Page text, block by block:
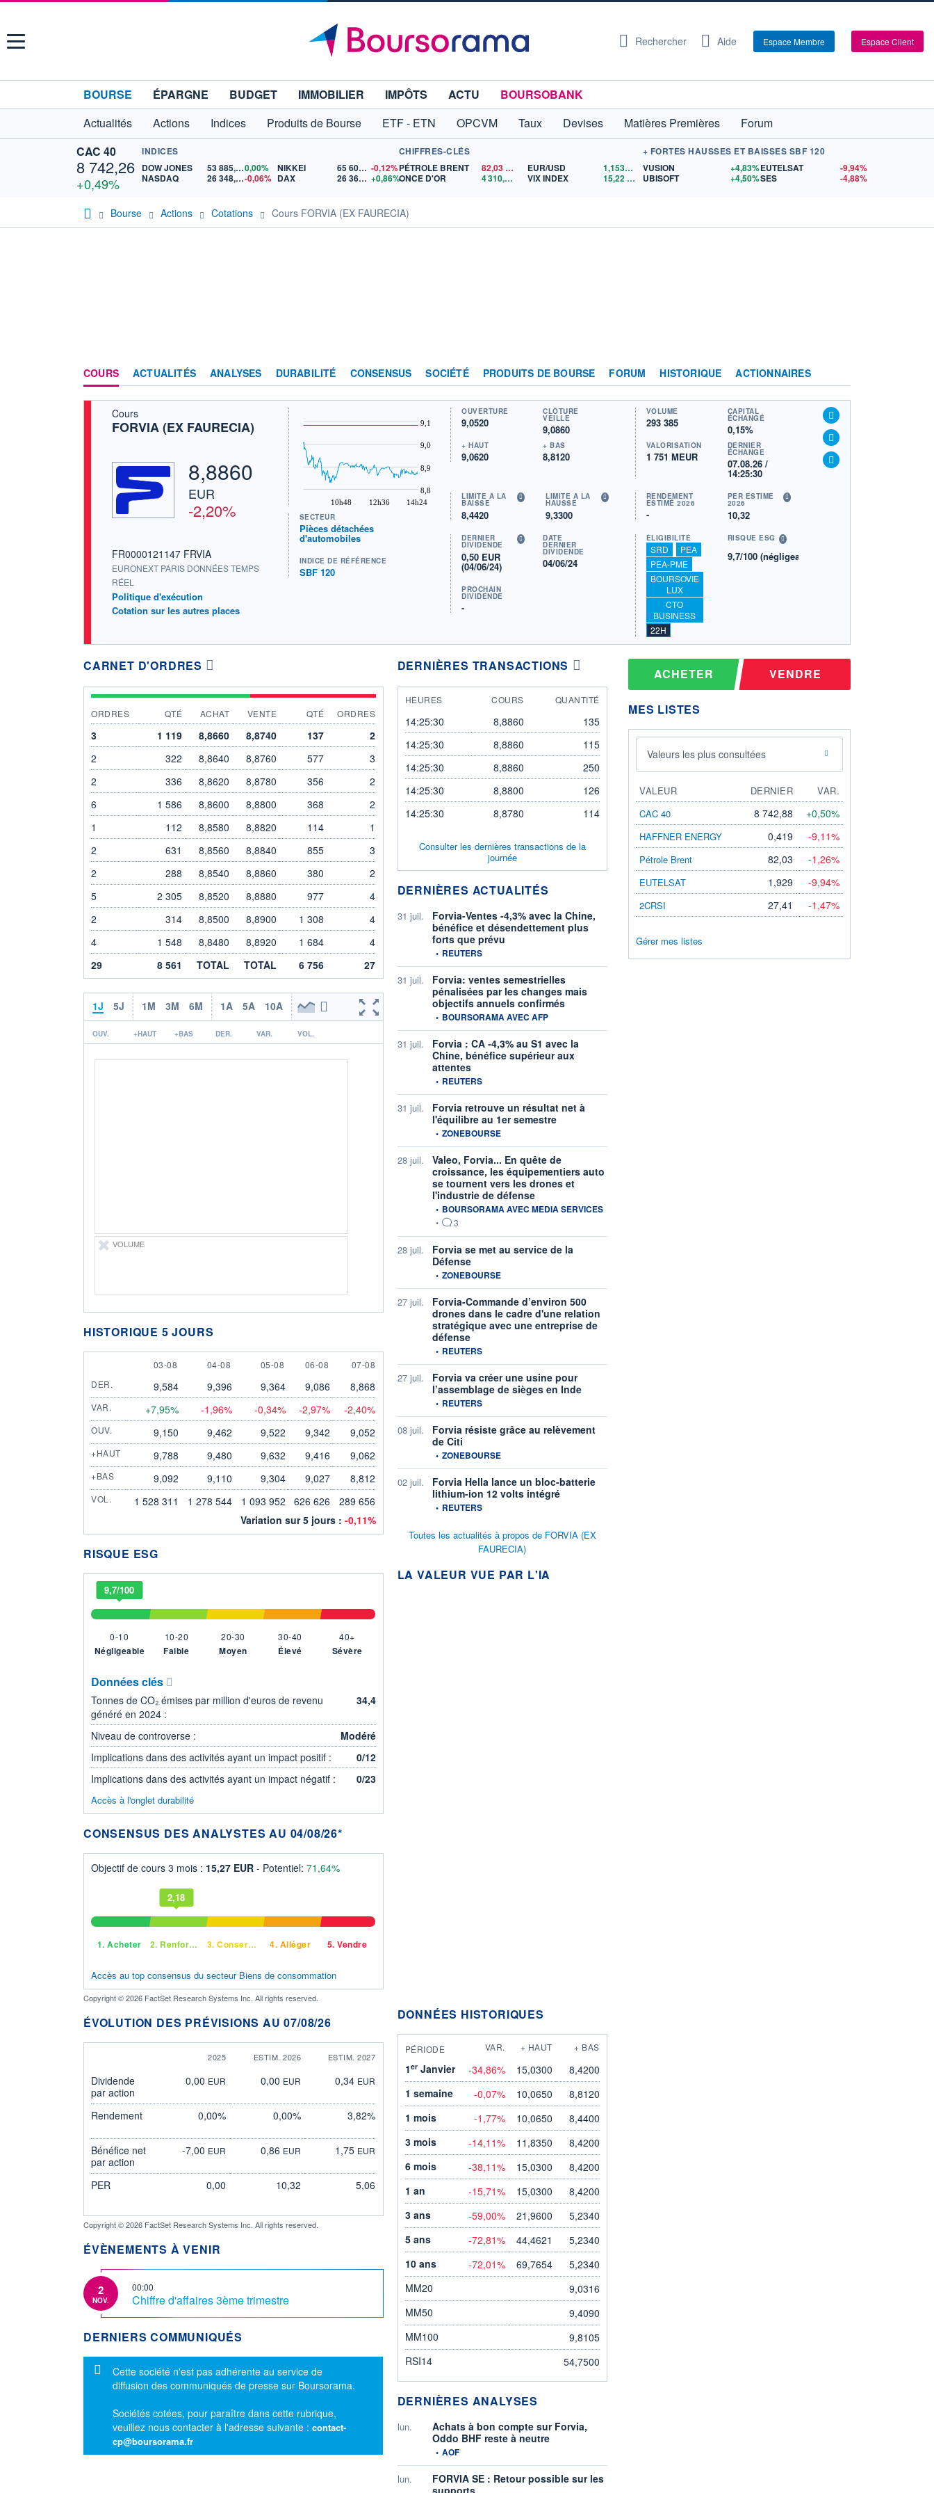
Menu Rechercher Aide Espace Membre Espace Client
BOURSE ÉPARGNE BUDGET IMMOBILIER IMPÔTS ACTU
BOURSOBANK
Actualités
Actions Indices Produits de Bourse ETF - ETN OPCVM Taux Devises Matières Premières
Forum
CAC 40
8 742,26
+0,49%
INDICES
DOW JONES
53 885,100,00%
NASDAQ
26 348,35-0,06%
NIKKEI 65 606,71 -0,12%
DAX
26 363,83 +0,86%
CHIFFRES-CLÉS
PÉTROLE BRENT
82,03
ONCE D'OR
4 310,93 $US
EUR/USD 1,1530$US
VIX INDEX
15,22
+ FORTES HAUSSES ET BAISSES SBF 120
VUSION
+4,83%
UBISOFT
+4,50%
EUTELSAT
-9,94%
SES
-4,88%
Bourse Actions Cotations Cours FORVIA (EX FAURECIA)
COURS ACTUALITÉS ANALYSES DURABILITÉ CONSENSUS SOCIÉTÉ PRODUITS DE BOURSE FORUM HISTORIQUE ACTIONNAIRES
Cours
FORVIA (EX FAURECIA)
8,8860
EUR
-2,20%
FR0000121147 FRVIA
EURONEXT PARIS DONNÉES TEMPS
RÉEL
Politique d'exécution
Cotation sur les autres places
10h48 12h36 14h24
8,8
8,9
9,0
9,1
SECTEUR
Pièces détachées
d'automobiles
INDICE DE RÉFÉRENCE
SBF 120
OUVERTURE
9,0520
CLÔTURE
VEILLE
9,0860
+ HAUT
9,0620
+ BAS
8,8120
VOLUME
293 385
CAPITAL
ÉCHANGÉ
0,15%
VALORISATION
1 751 MEUR
DERNIER
ÉCHANGE
07.08.26 /
14:25:30
LIMITE À LA
BAISSE
8,4420
LIMITE À LA
HAUSSE
9,3300
RENDEMENT
ESTIMÉ 2026
-
PER ESTIMÉ
2026
10,32
DERNIER
DIVIDENDE
0,50 EUR
(04/06/24)
DATE
DERNIER
DIVIDENDE
04/06/24
PROCHAIN
DIVIDENDE
-
ÉLIGIBILITÉ
SRD
PEA
PEA-PME
BOURSOVIE
LUX
CTO
BUSINESS
22H
RISQUE ESG
9,7/100 (négligeable)
CARNET D'ORDRES
ORDRES QTÉ ACHAT VENTE QTÉ ORDRES
3 1 119 8,8660 8,8740 137
2
2
322 8,8640 8,8760 577
3
2
336 8,8620 8,8780 356
2
6
1 586 8,8600 8,8800 368
2
1
112 8,8580 8,8820 114
1
2
631 8,8560 8,8840 855
3
2
288 8,8540 8,8860 380
2
5
2 305 8,8520 8,8880 977
4
2
314 8,8500 8,8900 1 308
4
4
1 548 8,8480 8,8920 1 684
4
29
8 561 TOTAL TOTAL 6 756 27
1J 5J 1M 3M 6M 1A 5A 10A
OUV. +HAUT +BAS DER. VAR. VOL.
VOLUME
HISTORIQUE 5 JOURS
3 AUGUST
03-08 4 AUGUST
04-08 5 AUGUST
05-08 6 AUGUST
06-08 7 AUGUST
07-08
DER.
9,584 9,396 9,364 9,086 8,868
VAR. +7,95% -1,96% -0,34% -2,97% -2,40%
OUV. 9,150 9,462 9,522 9,342 9,052
+HAUT 9,788 9,480 9,632 9,416 9,062
+BAS 9,092 9,110 9,304 9,027 8,812
VOL. 1 528 311 1 278 544 1 093 952 626 626
289 656
Variation sur 5 jours : -0,11%
RISQUE ESG
9,7/100
0-10
Négligeable
10-20
Faible
20-30
Moyen
30-40
Élevé
40+
Sévère
Données clés
Tonnes de CO₂ émises par million d'euros de revenu
généré en 2024 :
34,4
Niveau de controverse :
Modéré
Implications dans des activités ayant un impact positif :
0/12
Implications dans des activités ayant un impact négatif :
0/23
Accès à l'onglet durabilité
CONSENSUS DES ANALYSTES AU 04/08/26*
Objectif de cours 3 mois : 15,27 EUR - Potentiel: 71,64%
1. Acheter
2,18
2. Renforcer 3. Conserver 4. Alléger 5. Vendre
Accès au top consensus du secteur Biens de consommation
Copyright © 2026 FactSet Research Systems Inc. All rights reserved.
ÉVOLUTION DES PRÉVISIONS AU 07/08/26
2025 ESTIM. 2026 ESTIM. 2027
Dividende
par action
0,00 EUR 0,00 EUR 0,34 EUR
Rendement 0,00% 0,00% 3,82%
Bénéfice net
par action
-7,00 EUR 0,86 EUR 1,75 EUR
PER 0,00 10,32 5,06
Copyright © 2026 FactSet Research Systems Inc. All rights reserved.
ÉVÈNEMENTS À VENIR
2
NOV.
00:00
Chiffre d'affaires 3ème trimestre
DERNIERS COMMUNIQUÉS
Message d'information
Cette société n'est pas adhérente au service de
diffusion des communiqués de presse sur Boursorama.
Sociétés cotées, pour paraître dans cette rubrique,
veuillez nous contacter à l'adresse suivante : contact-
cp@boursorama.fr
DERNIÈRES TRANSACTIONS
HEURES COURS QUANTITÉ
14:25:30 8,8860
135
14:25:30
8,8860
115
14:25:30
8,8860
250
14:25:30
8,8800
126
14:25:30
8,8780 114
Consulter les dernières transactions de la
journée
DERNIÈRES ACTUALITÉS
31 juil.
Forvia-Ventes -4,3% avec la Chine,
bénéfice et désendettement plus
forts que prévu
information fournie par
• REUTERS
31 juil.
Forvia: ventes semestrielles
pénalisées par les changes mais
objectifs annuels confirmés
information fournie par
• BOURSORAMA AVEC AFP
31 juil.
Forvia : CA -4,3% au S1 avec la
Chine, bénéfice supérieur aux
attentes
information fournie par
• REUTERS
31 juil.
Forvia retrouve un résultat net à
l'équilibre au 1er semestre
information fournie par
• ZONEBOURSE
28 juil.
Valeo, Forvia... En quête de
croissance, les équipementiers auto
se tournent vers les drones et
l'industrie de défense
information fournie par
• BOURSORAMA AVEC MEDIA SERVICES
• 3
28 juil.
Forvia se met au service de la
Défense
information fournie par
• ZONEBOURSE
27 juil.
Forvia-Commande d’environ 500
drones dans le cadre d'une relation
stratégique avec une entreprise de
défense
information fournie par
• REUTERS
27 juil.
Forvia va créer une usine pour
l’assemblage de sièges en Inde
information fournie par
• REUTERS
08 juil.
Forvia résiste grâce au relèvement
de Citi
information fournie par
• ZONEBOURSE
02 juil.
Forvia Hella lance un bloc-batterie
lithium-ion 12 volts intégré
information fournie par
• REUTERS
Toutes les actualités à propos de FORVIA (EX
FAURECIA)
LA VALEUR VUE PAR L'IA
DONNÉES HISTORIQUES
PÉRIODE VAR. + HAUT + BAS
1erJanvier -34,86% 15,0300
8,4200
1 semaine
-0,07% 10,0650
8,8120
1 mois
-1,77% 10,0650
8,4400
3 mois
-14,11% 11,8350
8,4200
6 mois
-38,11% 15,0300
8,4200
1 an
-15,71% 15,0300
8,4200
3 ans
-59,00% 21,9600
5,2340
5 ans
-72,81% 44,4621
5,2340
10 ans
-72,01% 69,7654
5,2340
MM20
9,0316
MM50
9,4090
MM100
9,8105
RSI14
54,7500
DERNIÈRES ANALYSES
lun.
Achats à bon compte sur Forvia,
Oddo BHF reste à neutre
information fournie par
• AOF
lun.
FORVIA SE : Retour possible sur les
supports
ACHETER VENDRE
MES LISTES
Valeurs les plus consultées
VALEUR DERNIER
VAR.
CAC 40
8 742,88 +0,50%
HAFFNER ENERGY 0,419 -9,11%
Pétrole Brent 82,03 -1,26%
EUTELSAT 1,929 -9,94%
2CRSI 27,41 -1,47%
Gérer mes listes